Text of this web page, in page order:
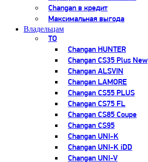
Changan в кредит
Максимальная выгода
Владельцам
ТО
Changan HUNTER
Changan CS35 Plus New
Changan ALSVIN
Changan LAMORE
Changan CS55 PLUS
Changan CS75 FL
Changan CS85 Coupe
Changan CS95
Changan UNI-K
Changan UNI-K iDD
Changan UNI-V